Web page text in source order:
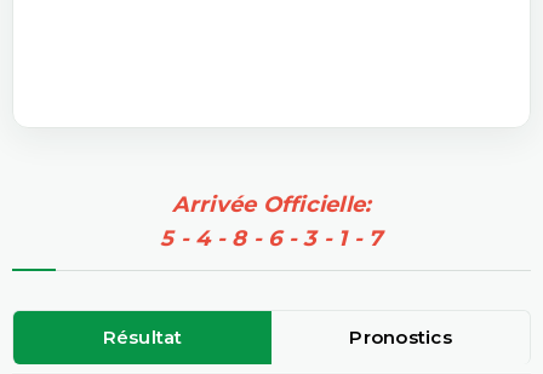
Arrivée Officielle:
5 - 4 - 8 - 6 - 3 - 1 - 7
Résultat Pronostics